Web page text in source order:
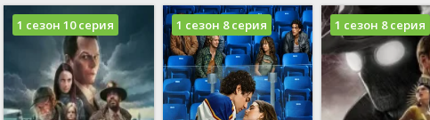
1 сезон 10 серия 1 сезон 8 серия 1 сезон 8 серия